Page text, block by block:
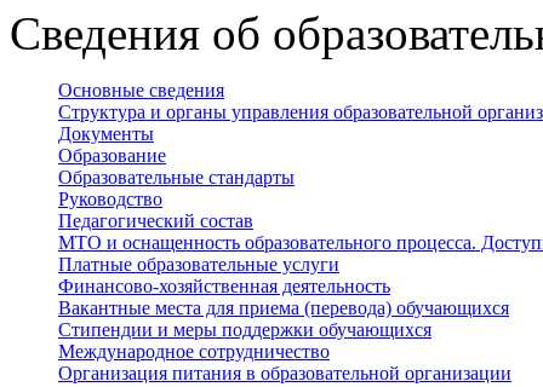
Сведения об
Основные сведения
Структура и органы управления образовательной
Документы
Образование
Образовательные стандарты
Руководство
Педагогический состав
МТО и оснащенность образовательного процесса.
Платные образовательные услуги
Финансово-хозяйственная деятельность
Вакантные места для приема (перевода) обучающихся
Стипендии и меры поддержки обучающихся
Международное сотрудничество
Организация питания в образовательной организации